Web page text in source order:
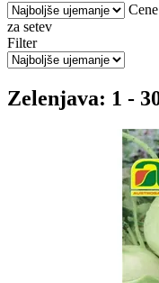
Cene
za setev
Filter
Zelenjava: 1 -